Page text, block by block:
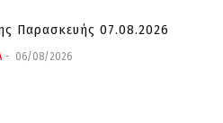
Παρασκευής 07.08.2026
06/08/2026